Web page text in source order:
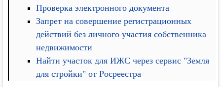
Проверка электронного документа
Запрет на совершение регистрационных
действий без личного участия собственника
недвижимости
Найти участок для ИЖС через сервис "Земля
для стройки" от Росреестра